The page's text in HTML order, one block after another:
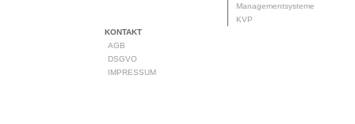
Managementsysteme
KVP
KONTAKT
AGB
DSGVO
IMPRESSUM